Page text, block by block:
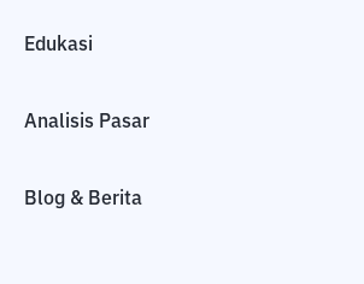
Edukasi
Analisis Pasar
Blog & Berita